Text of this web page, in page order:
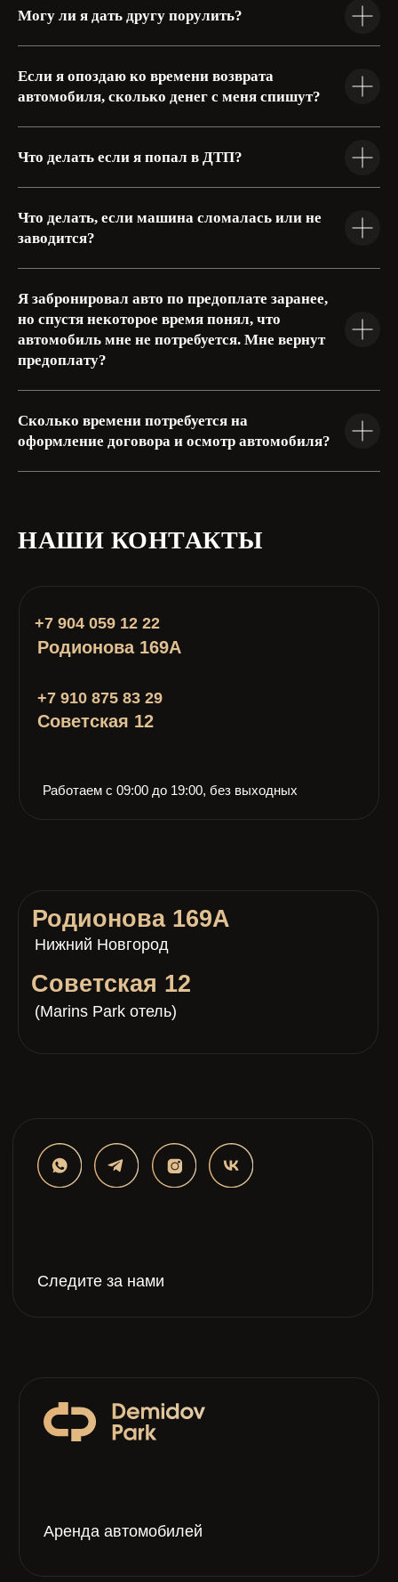
Могу ли я дать другу порулить?
Если я опоздаю ко времени возврата
автомобиля, сколько денег с меня спишут?
Что делать если я попал в ДТП?
Что делать, если машина сломалась или не
заводится?
Я забронировал авто по предоплате заранее,
но спустя некоторое время понял, что
автомобиль мне не потребуется. Мне вернут
предоплату?
Сколько времени потребуется на
оформление договора и осмотр автомобиля?
НАШИ КОНТАКТЫ
дизайн и разработка: Kukuzhin